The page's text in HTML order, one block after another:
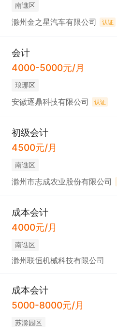
南谯区
滁州金之星汽车有限公司 认证
会计
4000-5000元/月
琅琊区
安徽逐鼎科技有限公司 认证
初级会计
4500元/月
南谯区
滁州市志成农业股份有限公司
成本会计
4000元/月
南谯区
滁州联恒机械科技有限公司
成本会计
5000-8000元/月
苏滁园区